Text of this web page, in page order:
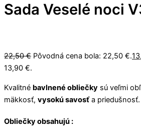
Sada Veselé noci
22,50€ Pôvodná cena bola: 22,50 €.
13,90 €.
Kvalitné bavlnené obliečky sú veľmi
mäkkosť, vysokú savosť a priedušnosť.
Obliečky obsahujú :